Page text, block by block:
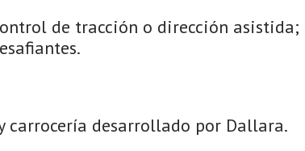
de tracción o dirección
carrocería desarrollado por Dallara.